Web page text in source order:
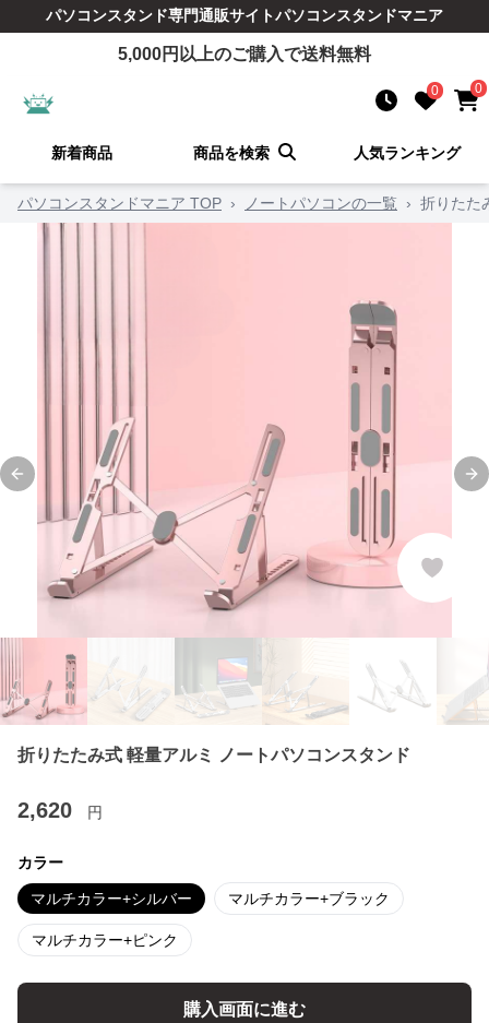
パソコンスタンド専門通販サイトパソコンスタンドマニア
5,000円以上のご購入で送料無料
0 0
新着商品 商品を検索 人気ランキング
パソコンスタンドマニア TOP › ノートパソコンの一覧 › 折りたた
Previous slide
折りたたみ式 軽量アルミ ノートパソコンスタンド
2,620 円
カラー
マルチカラー+シルバー マルチカラー+ブラック
マルチカラー+ピンク
購入画面に進む